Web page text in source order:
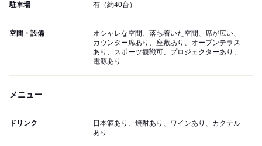
駐車場 有（約40台）
空間・設備
オシャレな空間、落ち着いた空間、席が広い、
カウンター席あり、座敷あり、オープンテラス
あり、スポーツ観戦可、プロジェクターあり、
電源あり
メニュー
ドリンク
日本酒あり、焼酎あり、ワインあり、カクテル
あり